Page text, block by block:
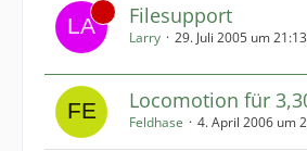
Filesupport
Larry 29. Juli 2005 um 21:13
Locomotion für
Feldhase 4. April 2006 um